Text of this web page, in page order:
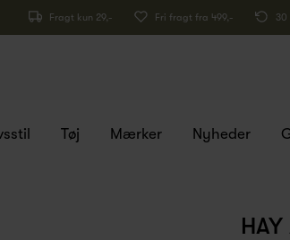
Fragt kun 29,- Fri fragt fra 499,- 30
Tøj Mærker Nyheder